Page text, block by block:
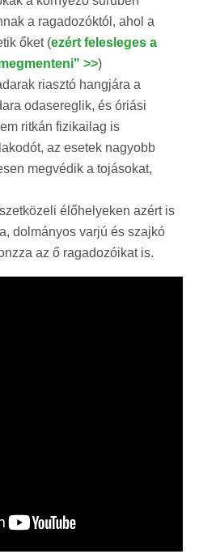
a ragadozóktól, ahol a
őket (ezért felesleges a
>>)
riasztó hangjára a
odasereglik, és óriási
ritkán fizikailag is
az esetek nagyobb
megvédik a tojásokat,
élőhelyeken azért is
dolmányos varjú és szajkó
az ő ragadozóikat is.